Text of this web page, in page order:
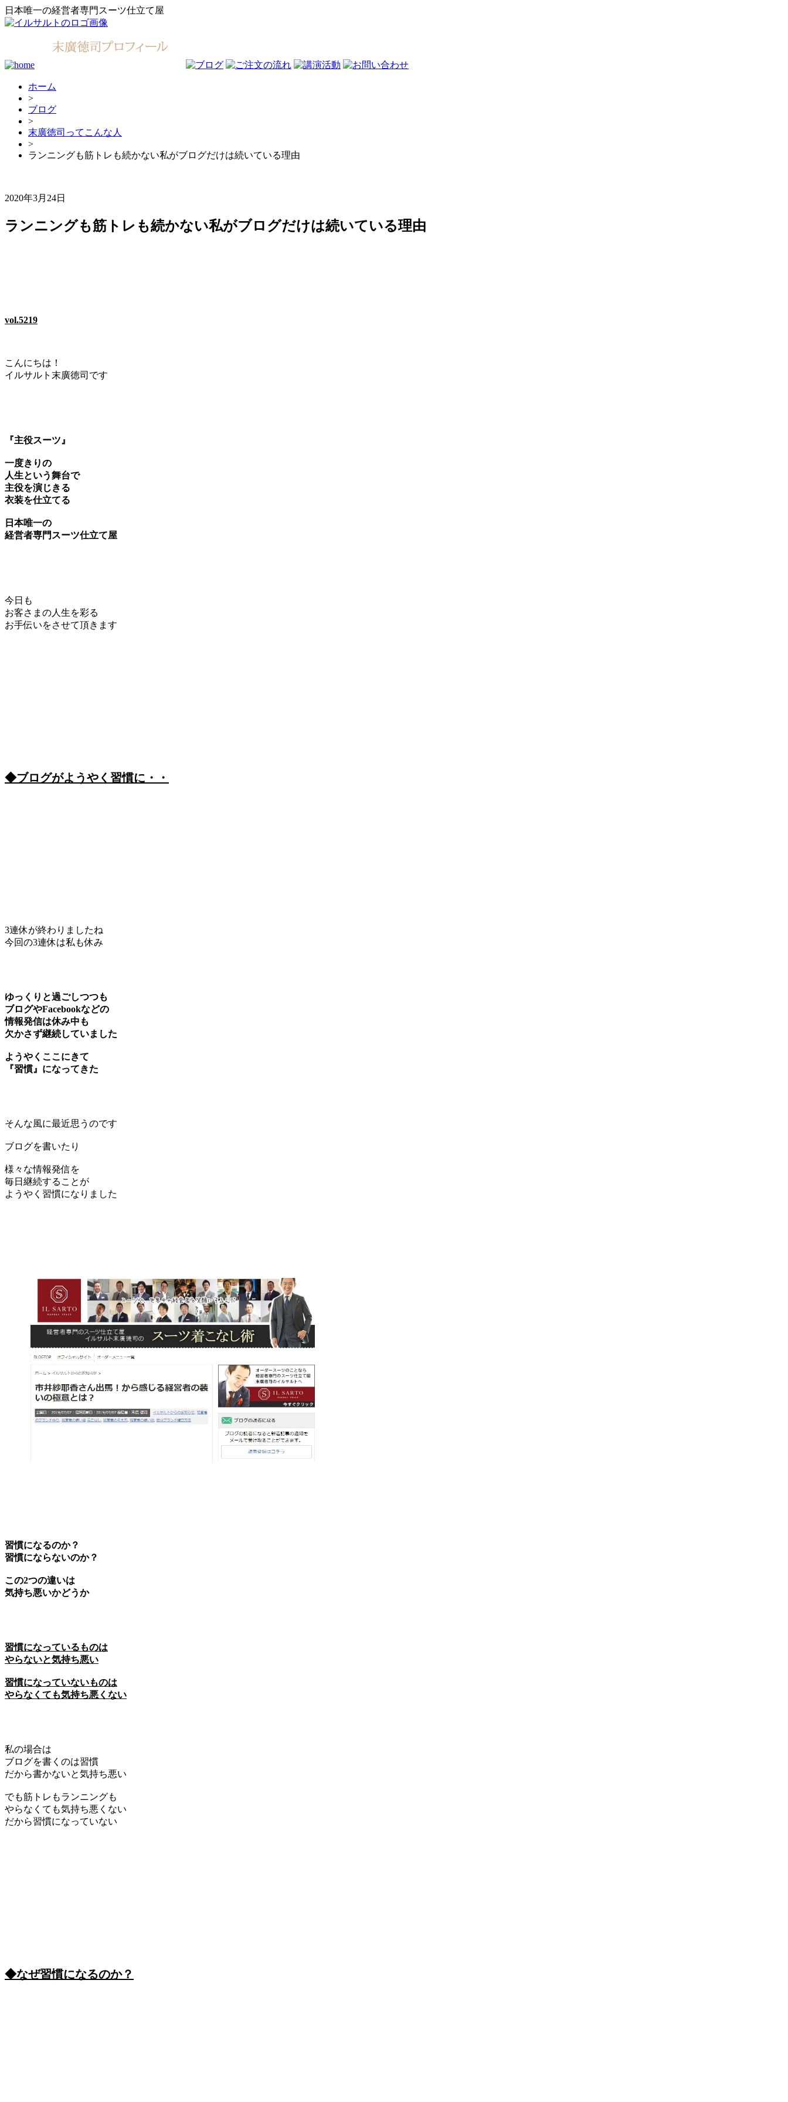
日本唯一の経営者専門スーツ仕立て屋
ホーム
>
ブログ
>
末廣徳司ってこんな人
>
ランニングも筋トレも続かない私がブログだけは続いている理由
2020年3月24日
ランニングも筋トレも続かない私がブログだけは続いている理由
vol.5219
こんにちは！
イルサルト末廣徳司です
『主役スーツ』
一度きりの
人生という舞台で
主役を演じきる
衣装を仕立てる
日本唯一の
経営者専門スーツ仕立て屋
今日も
お客さまの人生を彩る
お手伝いをさせて頂きます
◆ブログがようやく習慣に・・
3連休が終わりましたね
今回の3連休は私も休み
ゆっくりと過ごしつつも
ブログやFacebookなどの
情報発信は休み中も
欠かさず継続していました
ようやくここにきて
『習慣』になってきた
そんな風に最近思うのです
ブログを書いたり
様々な情報発信を
毎日継続することが
ようやく習慣になりました
習慣になるのか？
習慣にならないのか？
この2つの違いは
気持ち悪いかどうか
習慣になっているものは
やらないと気持ち悪い
習慣になっていないものは
やらなくても気持ち悪くない
私の場合は
ブログを書くのは習慣
だから書かないと気持ち悪い
でも筋トレもランニングも
やらなくても気持ち悪くない
だから習慣になっていない
◆なぜ習慣になるのか？